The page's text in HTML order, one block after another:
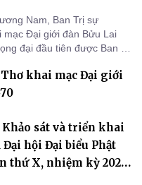
Nam, Ban Trị sự
mạc Đại giới đàn Bửu Lai
đại đầu tiên được Ban Trị
tác truyền giới, đào tạo
g
Thơ khai mạc Đại giới
Khảo sát và triển khai
Đại hội Đại biểu Phật
thứ X, nhiệm kỳ 2026-